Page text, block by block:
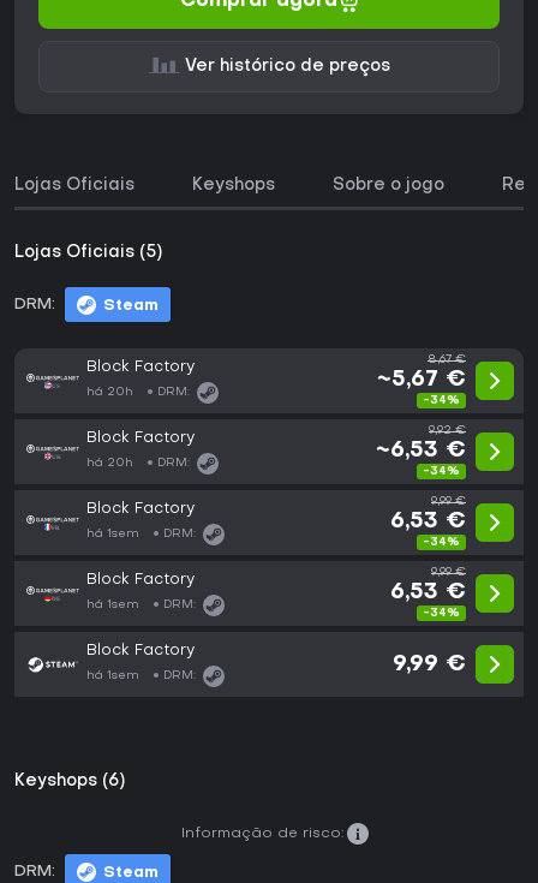
Ver histórico de preços
Lojas Oficiais Keyshops Sobre o jogo
Lojas Oficiais (5)
DRM: Steam
Block Factory
há 20h DRM:
8,67 €
~5,67 €
-34%
Block Factory
há 20h DRM:
9,92 €
~6,53 €
-34%
Block Factory
há 1sem DRM:
9,99 €
6,53 €
-34%
Block Factory
há 1sem DRM:
9,99 €
6,53 €
-34%
Block Factory
há 1sem DRM:
9,99 €
Keyshops (6)
DRM: Steam
Informação de risco: